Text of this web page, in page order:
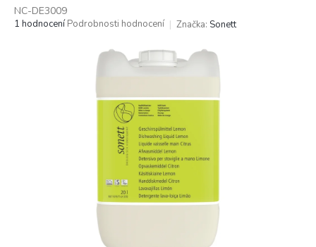
NC-DE3009
Průměrné
1 hodnocení Podrobnosti hodnocení Značka: Sonett